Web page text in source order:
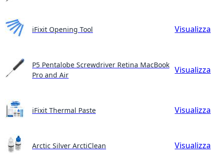
iFixit Opening Tool Visualizza
P5 Pentalobe Screwdriver Retina MacBook
Pro and Air
Visualizza
iFixit Thermal Paste Visualizza
Arctic Silver ArctiClean Visualizza